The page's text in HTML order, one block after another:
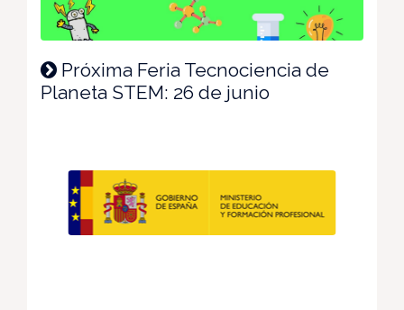
Próxima Feria Tecnociencia de
Planeta STEM: 26 de junio